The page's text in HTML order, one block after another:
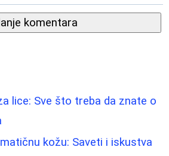
komentara
lice: Sve što treba da znate o
kožu: Saveti i iskustva